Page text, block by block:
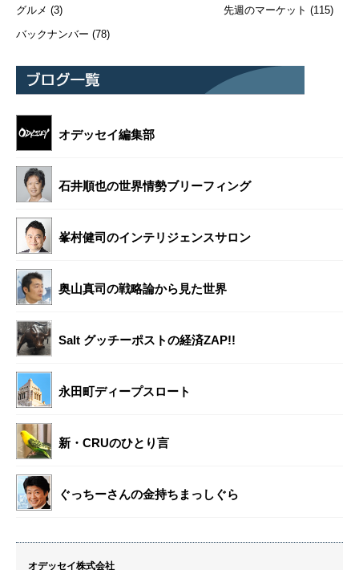
グルメ (3)
バックナンバー (78)
先週のマーケット (115)
オデッセイ編集部
石井順也の世界情勢ブリーフィング
峯村健司のインテリジェンスサロン
奥山真司の戦略論から見た世界
Salt グッチーポストの経済ZAP!!
永田町ディープスロート
新・CRUのひとり言
ぐっちーさんの金持ちまっしぐら
オデッセイ株式会社